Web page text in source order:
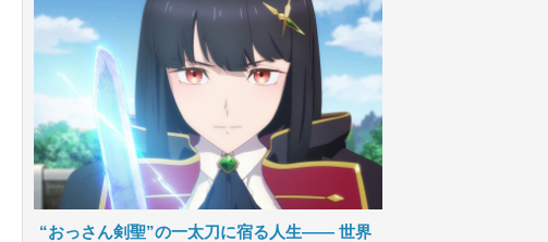
“おっさん剣聖”の一太刀に宿る人生―― 世界